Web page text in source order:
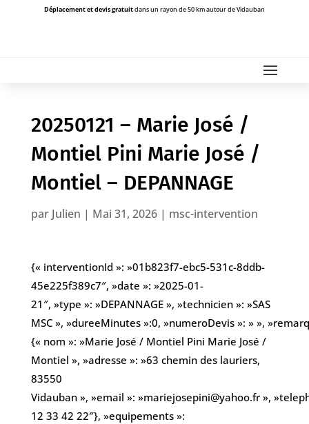
Déplacement et devis gratuitdans un rayon de 50 km autour de Vidauban
20250121 – Marie José /
Montiel Pini Marie José /
Montiel – DEPANNAGE
par Julien | Mai 31, 2026| msc-intervention
{« interventionId »: »01b823f7-ebc5-531c-8ddb-
45e225f389c7″, »date »: »2025-01-
21″, »type »: »DEPANNAGE », »technicien »: »SAS
MSC », »dureeMinutes »:0, »numeroDevis »: » »,
{« nom »: »Marie José / Montiel Pini Marie José /
Montiel », »adresse »: »63 chemin des lauriers,
83550
Vidauban », »email »: »mariejosepini@yahoo.fr »,
12 33 42 22″}, »equipements »: